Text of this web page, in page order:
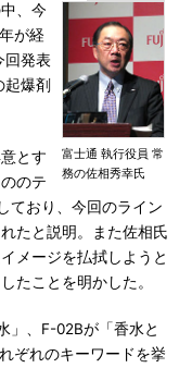
富士通 執行役員 常
務の佐相秀幸氏
、今
が経
回発表
爆剤
とす
のテ
ており、今回のライン
たと説明。また佐相氏
メージを払拭しようと
たことを明かした。
」、F-02Bが「香水と
ぞれのキーワードを挙